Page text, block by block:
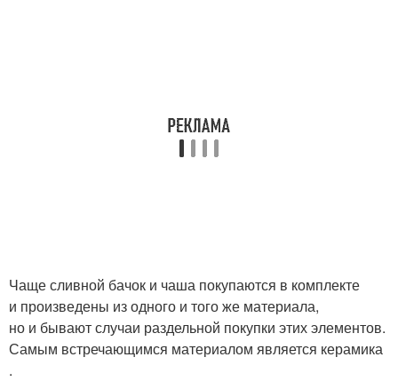
Чаще сливной бачок и чаша покупаются в комплекте
и произведены из одного и того же материала,
но и бывают случаи раздельной покупки этих элементов.
Самым встречающимся материалом является керамика
.